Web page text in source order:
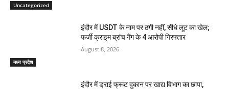
Uncategorized
मध्य प्रदेश
इंदौर में USDT के नाम पर ठगी नहीं, सीधे लूट का खेल;
फर्जी क्राइम ब्रांच गैंग के 4 आरोपी गिरफ्तार
August 8, 2026
इंदौर में ड्राई फ्रूट दुकान पर खाद्य विभाग का छापा,